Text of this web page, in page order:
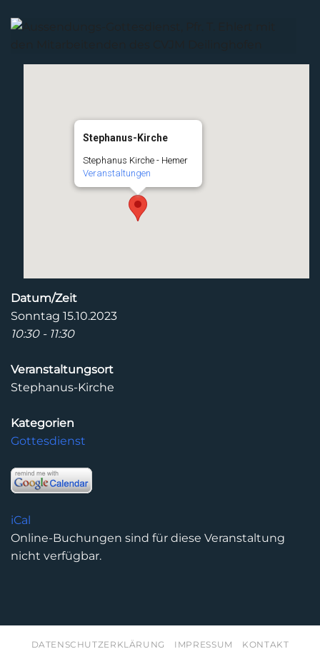
Stephanus-Kirche
Stephanus Kirche - Hemer
Veranstaltungen
Datum/Zeit
Sonntag 15.10.2023
10:30 - 11:30
Veranstaltungsort
Stephanus-Kirche
Kategorien
Gottesdienst
iCal
Online-Buchungen sind für diese Veranstaltung
nicht verfügbar.
DATENSCHUTZERKLÄRUNG IMPRESSUM KONTAKT